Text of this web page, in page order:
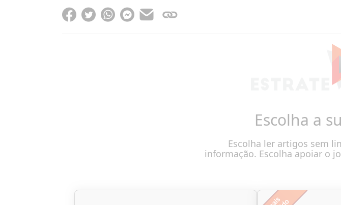
Escolha a
Escolha ler artigos sem
informação. Escolha apoiar o